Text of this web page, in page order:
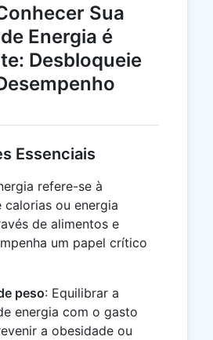
Sua
Energia é
Desbloqueie
Essenciais
refere-se à
calorias ou energia
de alimentos e
um papel crítico
peso: Equilibrar a
energia com o gasto
a obesidade ou